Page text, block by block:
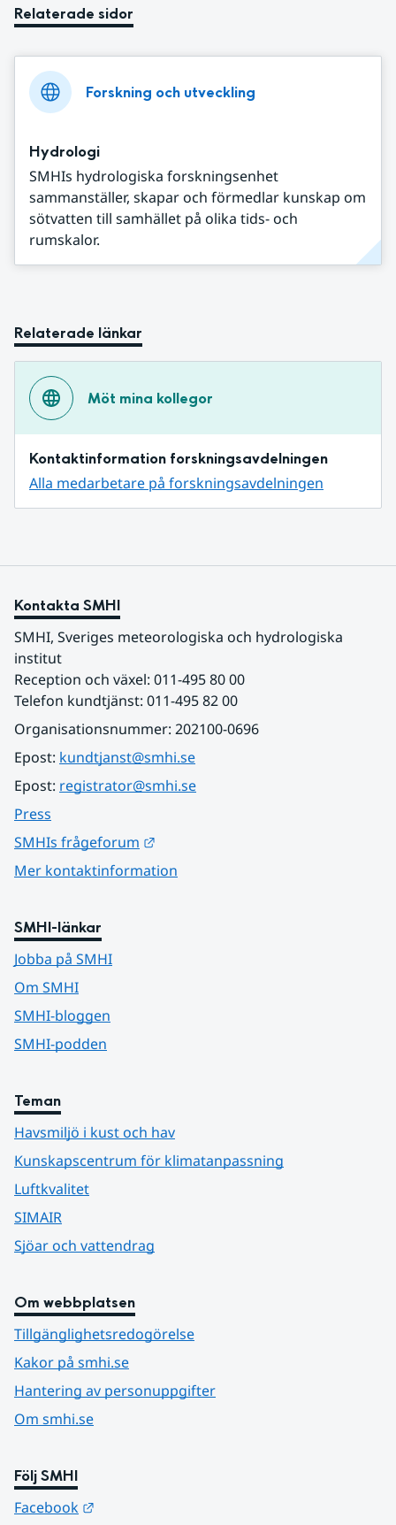
Relaterade sidor
Forskning och utveckling
Hydrologi
SMHIs hydrologiska forskningsenhet
sammanställer, skapar och förmedlar kunskap om
sötvatten till samhället på olika tids- och
rumskalor.
Relaterade länkar
Möt mina kollegor
Kontaktinformation forskningsavdelningen
Alla medarbetare på forskningsavdelningen
Kontakta SMHI
SMHI, Sveriges meteorologiska och hydrologiska
institut
Reception och växel: 011-495 80 00
Telefon kundtjänst: 011-495 82 00
Organisationsnummer: 202100-0696
Epost: kundtjanst@smhi.se
Epost: registrator@smhi.se
Press
SMHIs frågeforum
Mer kontaktinformation
SMHI-länkar
Jobba på SMHI
Om SMHI
SMHI-bloggen
SMHI-podden
Teman
Havsmiljö i kust och hav
Kunskapscentrum för klimatanpassning
Luftkvalitet
SIMAIR
Sjöar och vattendrag
Om webbplatsen
Tillgänglighetsredogörelse
Kakor på smhi.se
Hantering av personuppgifter
Om smhi.se
Följ SMHI
Facebook